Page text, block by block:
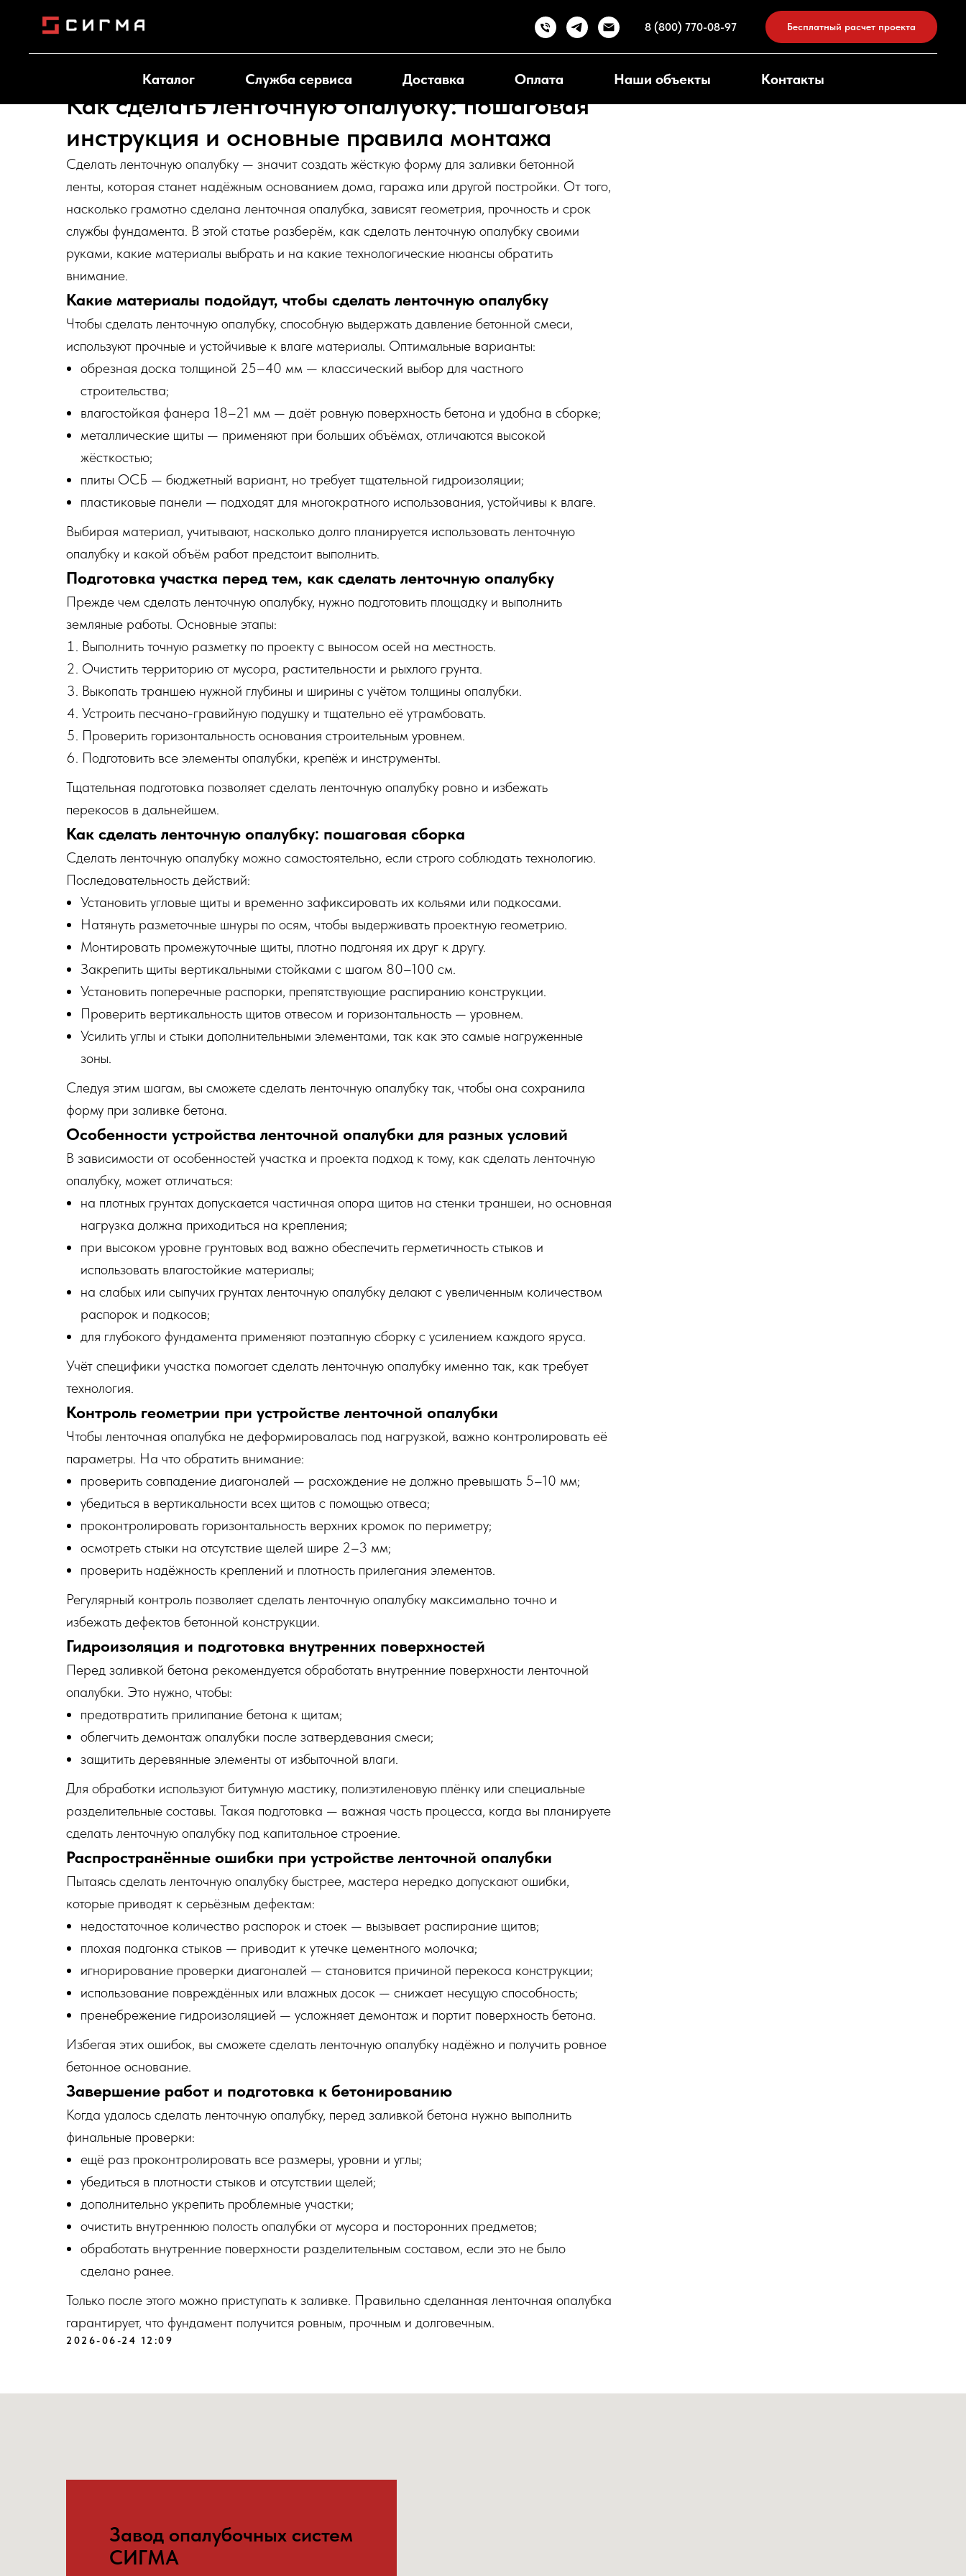
8 (800) 770-08-97 Бесплатный расчет проекта
Каталог Служба сервиса Доставка Оплата Наши объекты Контакты
Как сделать ленточную опалубку: пошаговая
инструкция и основные правила монтажа
Сделать ленточную опалубку — значит создать жёсткую форму для заливки бетонной
ленты, которая станет надёжным основанием дома, гаража или другой постройки. От того,
насколько грамотно сделана ленточная опалубка, зависят геометрия, прочность и срок
службы фундамента. В этой статье разберём, как сделать ленточную опалубку своими
руками, какие материалы выбрать и на какие технологические нюансы обратить
внимание.
Какие материалы подойдут, чтобы сделать ленточную опалубку
Чтобы сделать ленточную опалубку, способную выдержать давление бетонной смеси,
используют прочные и устойчивые к влаге материалы. Оптимальные варианты:
обрезная доска толщиной 25–40 мм — классический выбор для частного
строительства;
влагостойкая фанера 18–21 мм — даёт ровную поверхность бетона и удобна в сборке;
металлические щиты — применяют при больших объёмах, отличаются высокой
жёсткостью;
плиты ОСБ — бюджетный вариант, но требует тщательной гидроизоляции;
пластиковые панели — подходят для многократного использования, устойчивы к влаге.
Выбирая материал, учитывают, насколько долго планируется использовать ленточную
опалубку и какой объём работ предстоит выполнить.
Подготовка участка перед тем, как сделать ленточную опалубку
Прежде чем сделать ленточную опалубку, нужно подготовить площадку и выполнить
земляные работы. Основные этапы:
Выполнить точную разметку по проекту с выносом осей на местность.
Очистить территорию от мусора, растительности и рыхлого грунта.
Выкопать траншею нужной глубины и ширины с учётом толщины опалубки.
Устроить песчано-гравийную подушку и тщательно её утрамбовать.
Проверить горизонтальность основания строительным уровнем.
Подготовить все элементы опалубки, крепёж и инструменты.
Тщательная подготовка позволяет сделать ленточную опалубку ровно и избежать
перекосов в дальнейшем.
Как сделать ленточную опалубку: пошаговая сборка
Сделать ленточную опалубку можно самостоятельно, если строго соблюдать технологию.
Последовательность действий:
Установить угловые щиты и временно зафиксировать их кольями или подкосами.
Натянуть разметочные шнуры по осям, чтобы выдерживать проектную геометрию.
Монтировать промежуточные щиты, плотно подгоняя их друг к другу.
Закрепить щиты вертикальными стойками с шагом 80–100 см.
Установить поперечные распорки, препятствующие распиранию конструкции.
Проверить вертикальность щитов отвесом и горизонтальность — уровнем.
Усилить углы и стыки дополнительными элементами, так как это самые нагруженные
зоны.
Следуя этим шагам, вы сможете сделать ленточную опалубку так, чтобы она сохранила
форму при заливке бетона.
Особенности устройства ленточной опалубки для разных условий
В зависимости от особенностей участка и проекта подход к тому, как сделать ленточную
опалубку, может отличаться:
на плотных грунтах допускается частичная опора щитов на стенки траншеи, но основная
нагрузка должна приходиться на крепления;
при высоком уровне грунтовых вод важно обеспечить герметичность стыков и
использовать влагостойкие материалы;
на слабых или сыпучих грунтах ленточную опалубку делают с увеличенным количеством
распорок и подкосов;
для глубокого фундамента применяют поэтапную сборку с усилением каждого яруса.
Учёт специфики участка помогает сделать ленточную опалубку именно так, как требует
технология.
Контроль геометрии при устройстве ленточной опалубки
Чтобы ленточная опалубка не деформировалась под нагрузкой, важно контролировать её
параметры. На что обратить внимание:
проверить совпадение диагоналей — расхождение не должно превышать 5–10 мм;
убедиться в вертикальности всех щитов с помощью отвеса;
проконтролировать горизонтальность верхних кромок по периметру;
осмотреть стыки на отсутствие щелей шире 2–3 мм;
проверить надёжность креплений и плотность прилегания элементов.
Регулярный контроль позволяет сделать ленточную опалубку максимально точно и
избежать дефектов бетонной конструкции.
Гидроизоляция и подготовка внутренних поверхностей
Перед заливкой бетона рекомендуется обработать внутренние поверхности ленточной
опалубки. Это нужно, чтобы:
предотвратить прилипание бетона к щитам;
облегчить демонтаж опалубки после затвердевания смеси;
защитить деревянные элементы от избыточной влаги.
Для обработки используют битумную мастику, полиэтиленовую плёнку или специальные
разделительные составы. Такая подготовка — важная часть процесса, когда вы планируете
сделать ленточную опалубку под капитальное строение.
Распространённые ошибки при устройстве ленточной опалубки
Пытаясь сделать ленточную опалубку быстрее, мастера нередко допускают ошибки,
которые приводят к серьёзным дефектам:
недостаточное количество распорок и стоек — вызывает распирание щитов;
плохая подгонка стыков — приводит к утечке цементного молочка;
игнорирование проверки диагоналей — становится причиной перекоса конструкции;
использование повреждённых или влажных досок — снижает несущую способность;
пренебрежение гидроизоляцией — усложняет демонтаж и портит поверхность бетона.
Избегая этих ошибок, вы сможете сделать ленточную опалубку надёжно и получить ровное
бетонное основание.
Завершение работ и подготовка к бетонированию
Когда удалось сделать ленточную опалубку, перед заливкой бетона нужно выполнить
финальные проверки:
ещё раз проконтролировать все размеры, уровни и углы;
убедиться в плотности стыков и отсутствии щелей;
дополнительно укрепить проблемные участки;
очистить внутреннюю полость опалубки от мусора и посторонних предметов;
обработать внутренние поверхности разделительным составом, если это не было
сделано ранее.
Только после этого можно приступать к заливке. Правильно сделанная ленточная опалубка
гарантирует, что фундамент получится ровным, прочным и долговечным.
2026-06-24 12:09
Завод опалубочных систем
СИГМА